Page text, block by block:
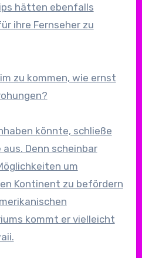
hätten ebenfalls
ihre Fernseher zu
zu kommen, wie ernst
könnte, schließe
Denn scheinbar
um
Kontinent zu befördern
kommt er vielleicht